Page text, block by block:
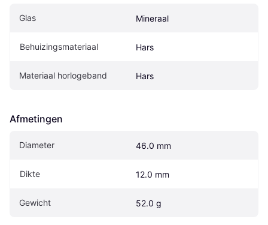
Glas Mineraal
Behuizingsmateriaal Hars
Materiaal horlogeband Hars
Afmetingen
Diameter 46.0 mm
Dikte 12.0 mm
Gewicht 52.0 g